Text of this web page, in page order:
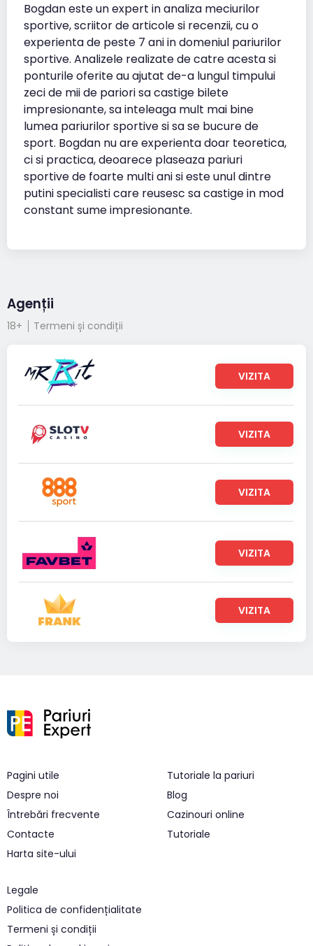
Bogdan este un expert in analiza meciurilor
sportive, scriitor de articole si recenzii, cu o
experienta de peste 7 ani in domeniul pariurilor
sportive. Analizele realizate de catre acesta si
ponturile oferite au ajutat de-a lungul timpului
zeci de mii de pariori sa castige bilete
impresionante, sa inteleaga mult mai bine
lumea pariurilor sportive si sa se bucure de
sport. Bogdan nu are experienta doar teoretica,
ci si practica, deoarece plaseaza pariuri
sportive de foarte multi ani si este unul dintre
putini specialisti care reusesc sa castige in mod
constant sume impresionante.
Agenții
18+ Termeni și condiții
VIZITA
VIZITA
VIZITA
VIZITA
VIZITA
Pagini utile
Despre noi
Întrebări frecvente
Contacte
Harta site-ului
Tutoriale la pariuri
Blog
Cazinouri online
Tutoriale
Legale
Politica de confidențialitate
Termeni și condiții